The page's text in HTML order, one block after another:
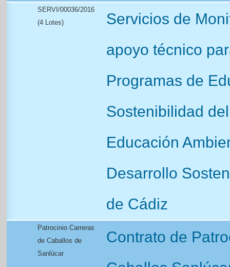
SERVI/00036/2016
(4 Lotes)
Servicios de
apoyo técnico
Programas de
Sostenibilidad
Educación
Desarrollo
de Cádiz
Patrocinio Carreras
de Caballos de
Sanlúcar
Contrato de